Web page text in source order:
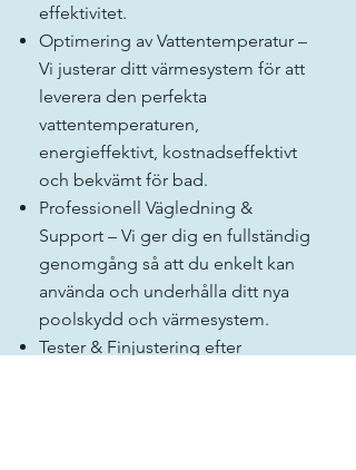
effektivitet.
Optimering av Vattentemperatur –
Vi justerar ditt värmesystem för att
leverera den perfekta
vattentemperaturen,
energieffektivt, kostnadseffektivt
och bekvämt för bad.
Professionell Vägledning &
Support – Vi ger dig en fullständig
genomgång så att du enkelt kan
använda och underhålla ditt nya
poolskydd och värmesystem.
Tester & Finjustering efter